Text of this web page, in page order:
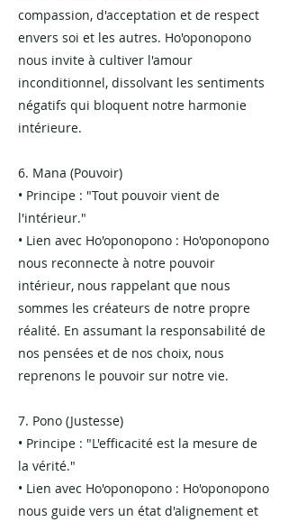
compassion, d'acceptation et de respect
envers soi et les autres. Ho'oponopono
nous invite à cultiver l'amour
inconditionnel, dissolvant les sentiments
négatifs qui bloquent notre harmonie
intérieure.
6. Mana (Pouvoir)
• Principe : "Tout pouvoir vient de
l'intérieur."
• Lien avec Ho'oponopono : Ho'oponopono
nous reconnecte à notre pouvoir
intérieur, nous rappelant que nous
sommes les créateurs de notre propre
réalité. En assumant la responsabilité de
nos pensées et de nos choix, nous
reprenons le pouvoir sur notre vie.
7. Pono (Justesse)
• Principe : "L'efficacité est la mesure de
la vérité."
• Lien avec Ho'oponopono : Ho'oponopono
nous guide vers un état d'alignement et